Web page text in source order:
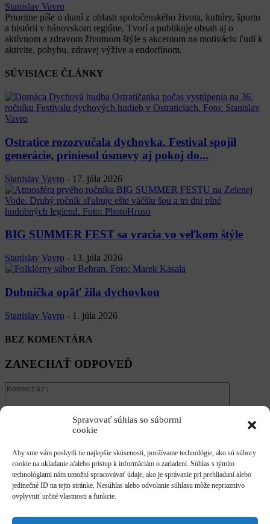
Spravovať súhlas so súbormi
cookie
Aby sme vám poskytli tie najlepšie skúsenosti, používame technológie, ako sú súbory
cookie na ukladanie a/alebo prístup k informáciám o zariadení. Súhlas s týmito
technológiami nám umožní spracovávať údaje, ako je správanie pri prehliadaní alebo
jedinečné ID na tejto stránke. Nesúhlas alebo odvolanie súhlasu môže nepriaznivo
ovplyvniť určité vlastnosti a funkcie.
Stanislav Vavro
Prioritne píše o dianí z oblasti spoločenského života, kultúry, športu
a histórii v bánovskom regióne. Tvorí a publikuje obsah aj o
aktívnom a zdravom životnom štýle s akcentom na motiváciu ľudí k
aktivite, pohybu, zdravej výžive a endorfínom.
SÚVISIACE ČLÁNKY
Ostratice rozozvučala dychovka. Festival spojil
generácie, priniesol úsmevy aj pokoj do...
Stanislav Vavro - 17. júla 2026
BIG SUMMER FEST sa vracia vo veľkom štýle
Stanislav Vavro - 13. júla 2026
Dubnička opäť žila dychovkou
Stanislav Vavro - 1. júla 2026
BEZ KOMENTÁRA
ZANECHAŤ ODPOVEĎ
Zadajte svoj komentár!
Zadajte svoje meno tu